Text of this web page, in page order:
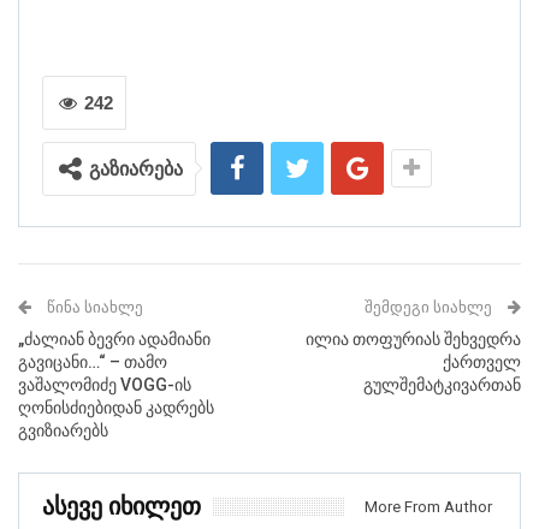
242
გაზიარება
ᲬᲘᲜᲐ ᲡᲘᲐᲮᲚᲔ
„ძალიან ბევრი ადამიანი
გავიცანი…“ – თამო
ვაშალომიძე VOGG-ის
ღონისძიებიდან კადრებს
გვიზიარებს
ᲨᲔᲛᲓᲔᲒᲘ ᲡᲘᲐᲮᲚᲔ
ილია თოფურიას შეხვედრა
ქართველ
გულშემატკივართან
Ასევე Იხილეთ More From Author